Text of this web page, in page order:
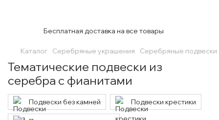
Бесплатная доставка на все товары
Каталог Серебряные украшения Серебряные подвески
Тематические подвески из
серебра с фианитами
Подвески без камней Подвески крестики